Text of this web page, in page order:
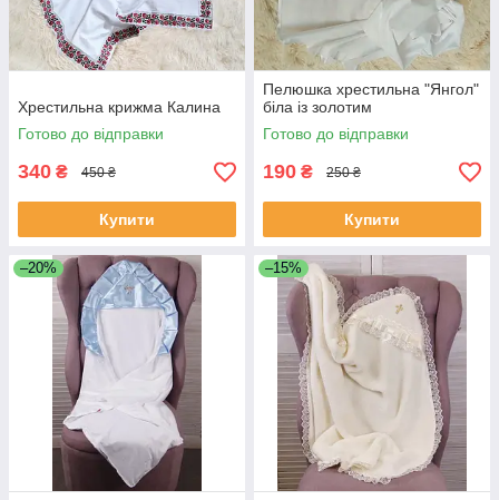
Хрестильна крижма Калина
Готово до відправки
340 ₴ 450 ₴
Купити
Пелюшка хрестильна "Янгол"
біла із золотим
Готово до відправки
190 ₴ 250 ₴
Купити
–20% –15%